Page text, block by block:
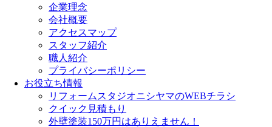
企業理念
会社概要
アクセスマップ
スタッフ紹介
職人紹介
プライバシーポリシー
お役立ち情報
リフォームスタジオニシヤマのWEBチラシ
クイック見積もり
外壁塗装150万円はありえません！